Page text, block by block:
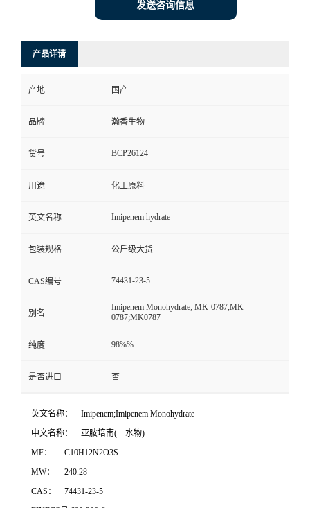
发送咨询信息
产品详请
产地 国产
品牌 瀚香生物
货号 BCP26124
用途 化工原料
英文名称 Imipenem hydrate
包装规格 公斤级大货
CAS编号 74431-23-5
别名
Imipenem Monohydrate; MK-0787;MK
0787;MK0787
纯度 98%%
是否进口 否
英文名称：
Imipenem;Imipenem Monohydrate
中文名称：
亚胺培南(一水物)
MF：
C10H12N2O3S
MW：
240.28
CAS：
74431-23-5